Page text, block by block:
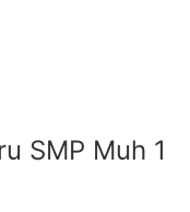
SMP Muh 1